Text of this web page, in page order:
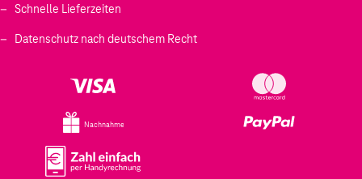
Schnelle Lieferzeiten
Datenschutz nach deutschem Recht
Nachnahme